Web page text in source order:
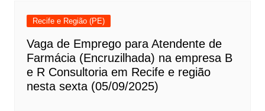
Recife e Região (PE)
Vaga de Emprego para Atendente de
Farmácia (Encruzilhada) na empresa B
e R Consultoria em Recife e região
nesta sexta (05/09/2025)